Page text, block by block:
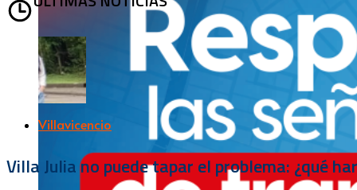
Villavicencio
Villa Julia no puede tapar el problema: ¿qué